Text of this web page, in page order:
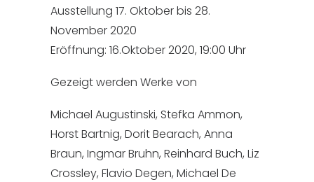
Ausstellung 17. Oktober bis 28.
November 2020
Eröffnung: 16.Oktober 2020, 19:00 Uhr
Gezeigt werden Werke von
Michael Augustinski, Stefka Ammon,
Horst Bartnig, Dorit Bearach, Anna
Braun, Ingmar Bruhn, Reinhard Buch, Liz
Crossley, Flavio Degen, Michael De